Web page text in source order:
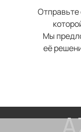
Отправьте
Мы
её